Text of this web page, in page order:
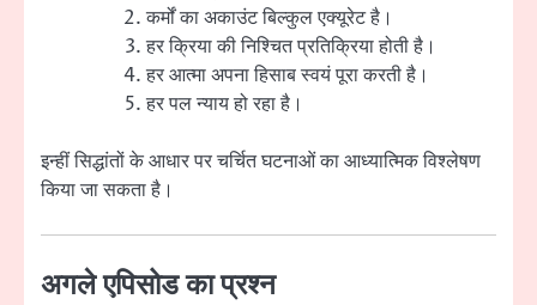
कर्मों का अकाउंट बिल्कुल एक्यूरेट है।
हर क्रिया की निश्चित प्रतिक्रिया होती है।
हर आत्मा अपना हिसाब स्वयं पूरा करती है।
हर पल न्याय हो रहा है।
इन्हीं सिद्धांतों के आधार पर चर्चित घटनाओं का आध्यात्मिक विश्लेषण
किया जा सकता है।
अगले एपिसोड का प्रश्न